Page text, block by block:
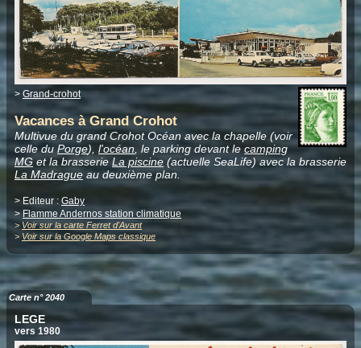
> Grand-crohot
Vacances à Grand Crohot
Multivue du grand Crohot Océan avec la chapelle (voir
celle du Porge), l'océan , le parking devant le camping
MGet la brasserie La piscine (actuelle SeaLife) avec la brasserie
La Madrague au deuxième plan.
> Editeur :Gaby
> Flamme Andernos station climatique
> Voir sur la carte Ferret d'Avant
> Voir sur la Google Maps classique
Carte n° 2040
LEGE
vers 1980